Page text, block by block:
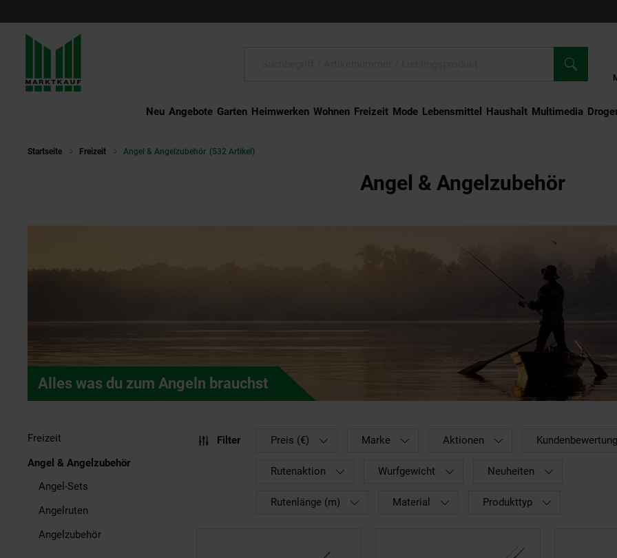
Neu Angebote Garten Heimwerken Wohnen Freizeit Mode Lebensmittel Haushalt Multimedia
Startseite Freizeit Angel & Angelzubehör (532 Artikel)
Angel & Angelzubehör
Alles was du zum Angeln brauchst
Freizeit
Angel & Angelzubehör
Angel-Sets
Angelruten
Angelzubehör
Filter Preis (€) Marke Aktionen Kundenbewertung
Rutenaktion Wurfgewicht Neuheiten
Rutenlänge (m) Material Produkttyp